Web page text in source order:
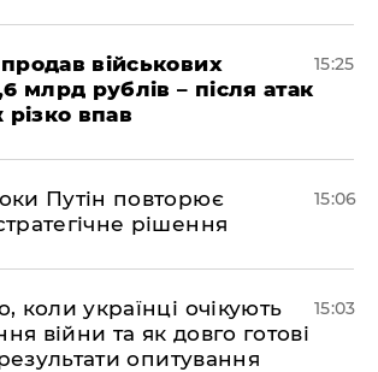
військових
млрд рублів – після атак
впав
15:25
Путін повторює
рішення
15:06
коли українці очікують
війни та як довго готові
результати опитування
15:03